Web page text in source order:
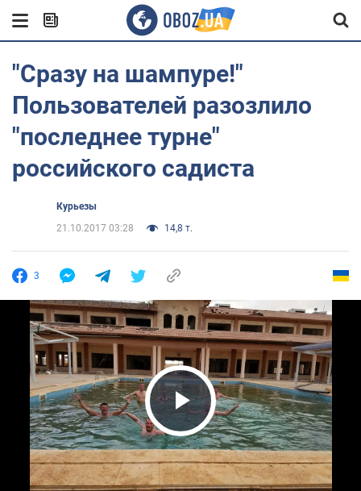
"Сразу на шампуре!"
Пользователей разозлило
"последнее турне"
российского садиста
Курьезы
21.10.2017 03:28
14,8 т.
3
Play Video